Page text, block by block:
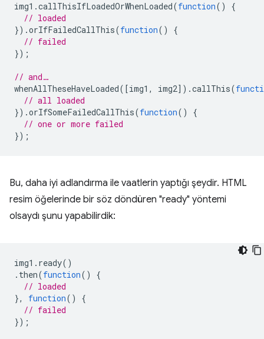
img1 .callThisIfLoadedOrWhenLoaded(function()
{
// loaded
}).orIfFailedCallThis(function()
{
// failed
});
// and…
whenAllTheseHaveLoaded([img1 , img2]).callThis(
// all loaded
}).orIfSomeFailedCallThis(function()
{
// one or more failed
});
Bu, daha iyi adlandırma ile vaatlerin yaptığı şeydir. HTML
resim öğelerinde bir söz döndüren "ready" yöntemi
olsaydı şunu yapabilirdik:
img1 . ready()
. then(function()
{
// loaded
},
function()
{
// failed
});